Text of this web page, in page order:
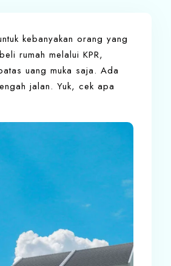
kebanyakan orang yang
rumah melalui KPR,
uang muka saja. Ada
jalan. Yuk, cek apa